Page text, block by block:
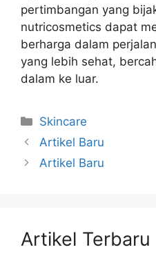
pertimbangan yang
nutricosmetics dapat
berharga dalam
yang lebih sehat,
dalam ke luar.
Kategori
Skincare
Artikel Baru
Artikel Baru
Artikel Terbaru